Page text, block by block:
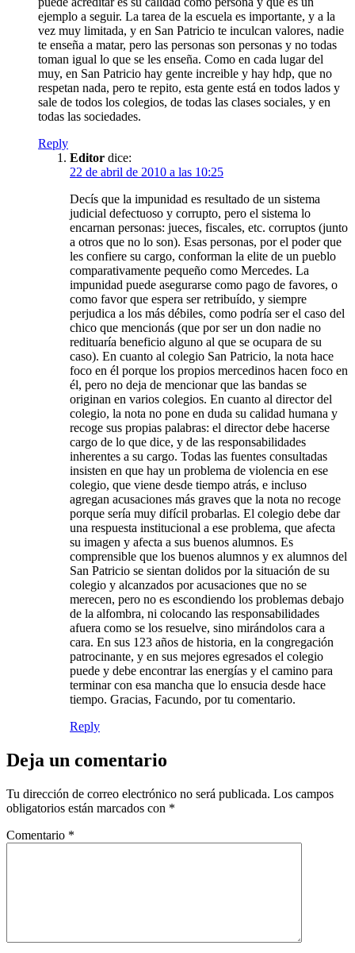
ejemplo a seguir. La tarea de la escuela es importante, y a la
vez muy limitada, y en San Patricio te inculcan valores, nadie
te enseña a matar, pero las personas son personas y no todas
toman igual lo que se les enseña. Como en cada lugar del
muy, en San Patricio hay gente increible y hay hdp, que no
respetan nada, pero te repito, esta gente está en todos lados y
sale de todos los colegios, de todas las clases sociales, y en
todas las sociedades.
Reply
Editor dice:
22 de abril de 2010 a las 10:25
Decís que la impunidad es resultado de un sistema
judicial defectuoso y corrupto, pero el sistema lo
encarnan personas: jueces, fiscales, etc. corruptos (junto
a otros que no lo son). Esas personas, por el poder que
les confiere su cargo, conforman la elite de un pueblo
comparativamente pequeño como Mercedes. La
impunidad puede asegurarse como pago de favores, o
como favor que espera ser retribuído, y siempre
perjudica a los más débiles, como podría ser el caso del
chico que mencionás (que por ser un don nadie no
redituaría beneficio alguno al que se ocupara de su
caso). En cuanto al colegio San Patricio, la nota hace
foco en él porque los propios mercedinos hacen foco en
él, pero no deja de mencionar que las bandas se
originan en varios colegios. En cuanto al director del
colegio, la nota no pone en duda su calidad humana y
recoge sus propias palabras: el director debe hacerse
cargo de lo que dice, y de las responsabilidades
inherentes a su cargo. Todas las fuentes consultadas
insisten en que hay un problema de violencia en ese
colegio, que viene desde tiempo atrás, e incluso
agregan acusaciones más graves que la nota no recoge
porque sería muy difícil probarlas. El colegio debe dar
una respuesta institucional a ese problema, que afecta
su imagen y afecta a sus buenos alumnos. Es
comprensible que los buenos alumnos y ex alumnos del
San Patricio se sientan dolidos por la situación de su
colegio y alcanzados por acusaciones que no se
merecen, pero no es escondiendo los problemas debajo
de la alfombra, ni colocando las responsabilidades
afuera como se los resuelve, sino mirándolos cara a
cara. En sus 123 años de historia, en la congregación
patrocinante, y en sus mejores egresados el colegio
puede y debe encontrar las energías y el camino para
terminar con esa mancha que lo ensucia desde hace
tiempo. Gracias, Facundo, por tu comentario.
Reply
Deja un comentario
Tu dirección de correo electrónico no será publicada. Los campos
obligatorios están marcados con *
Comentario *